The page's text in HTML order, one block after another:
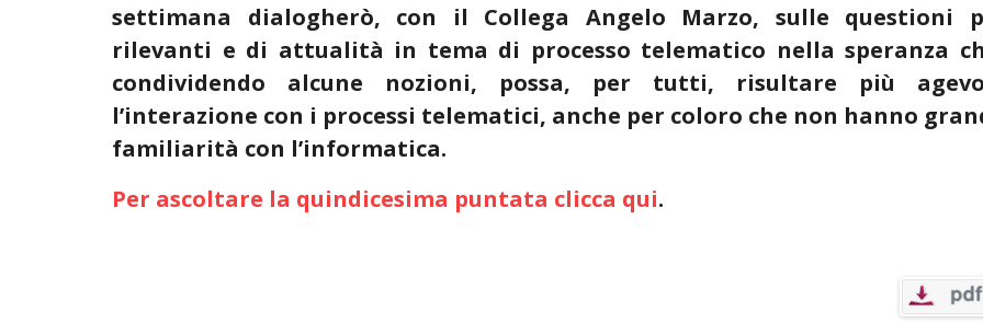
settimana dialogherò, con il Collega Angelo Marzo, sulle questioni
rilevanti e di attualità in tema di processo telematico nella speranza
condividendo alcune nozioni, possa, per tutti, risultare più
l’interazione con i processi telematici, anche per coloro che non hanno
familiarità con l’informatica.
Per ascoltare la quindicesima puntata clicca qui.